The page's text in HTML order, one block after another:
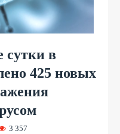
сутки в
425 новых
3 357